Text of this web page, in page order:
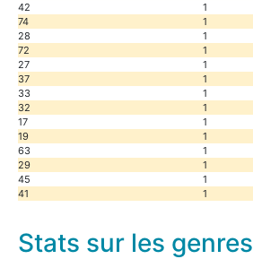
42
1
74
1
28
1
72
1
27
1
37
1
33
1
32
1
17
1
19
1
63
1
29
1
45
1
41
1
Stats sur les genres